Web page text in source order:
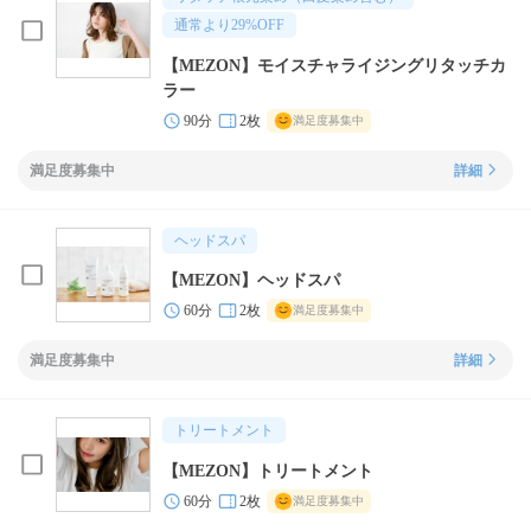
通常より 29%OFF
【MEZON】モイスチャライジングリタッチカ
ラー
90分 2枚 満足度募集中
満足度募集中 詳細
ヘッドスパ
【MEZON】ヘッドスパ
60分 2枚 満足度募集中
満足度募集中 詳細
トリートメント
【MEZON】トリートメント
60分 2枚 満足度募集中